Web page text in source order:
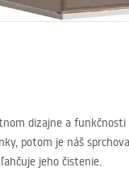
dizajne a
potom je náš
jeho čistenie.